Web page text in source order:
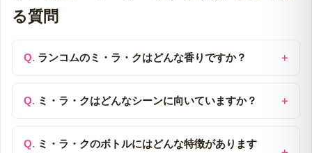
る質問
ランコムのミ・ラ・クはどんな香りですか？
ミ・ラ・クはどんなシーンに向いていますか？
ミ・ラ・クのボトルにはどんな特徴があります